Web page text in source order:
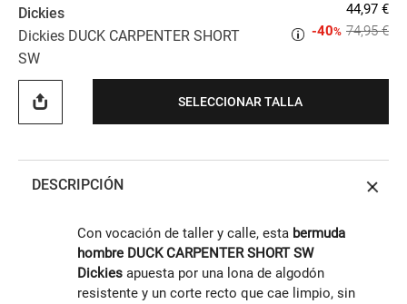
Dickies
Dickies DUCK CARPENTER SHORT
SW
44,97 €
74,95 €
-40%
SELECCIONAR TALLA
DESCRIPCIÓN
Con vocación de taller y calle, esta bermuda
hombre DUCK CARPENTER SHORT SW
Dickies apuesta por una lona de algodón
resistente y un corte recto que cae limpio, sin